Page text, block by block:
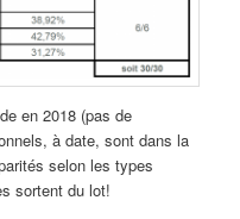
en 2018 (pas de
à date, sont dans la
selon les types
sortent du lot!